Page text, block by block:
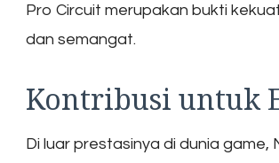
Pro Circuit merupakan bukti
dan semangat.
Kontribusi untuk
Di luar prestasinya di dunia game,